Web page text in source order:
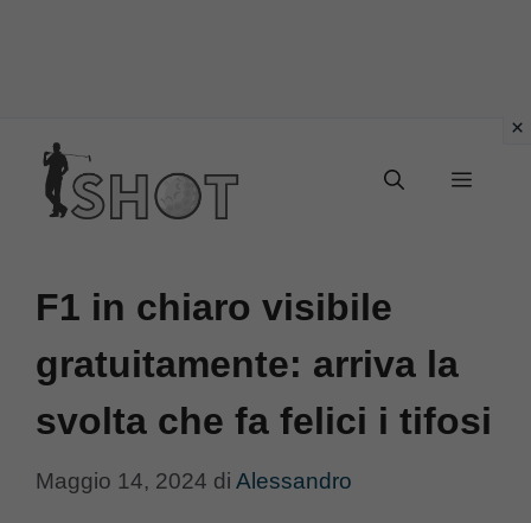
contenuto
Menu
F1 in chiaro visibile
gratuitamente: arriva la
svolta che fa felici i tifosi
Maggio 14, 2024 di Alessandro